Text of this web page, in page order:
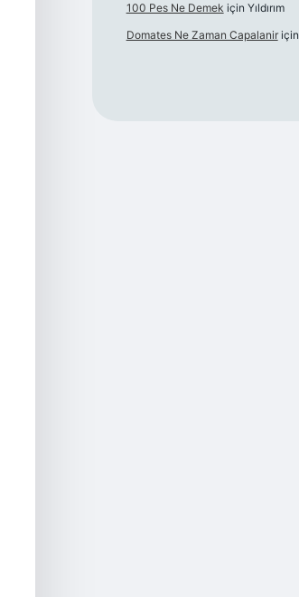
100 Pes Ne Demek için Yıldırım
Domates Ne Zaman Capalaniriçin